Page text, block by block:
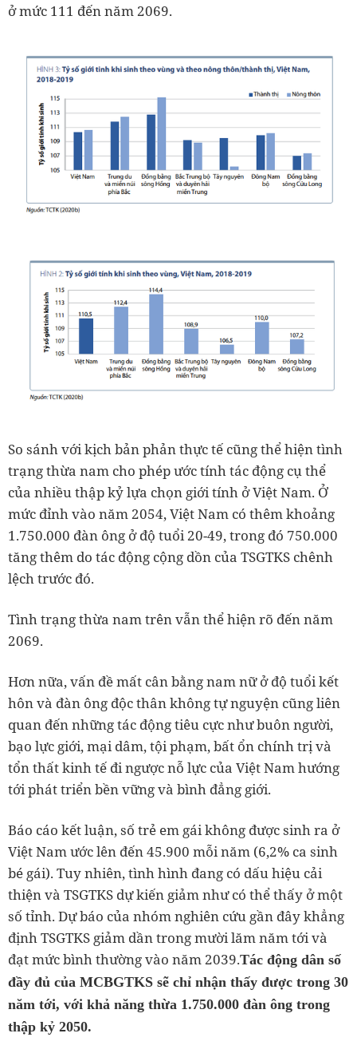
ở mức 111 đến năm 2069.
So sánh với kịch bản phản thực tế cũng thể hiện tình
trạng thừa nam cho phép ước tính tác động cụ thể
của nhiều thập kỷ lựa chọn giới tính ở Việt Nam. Ở
mức đỉnh vào năm 2054, Việt Nam có thêm khoảng
1.750.000 đàn ông ở độ tuổi 20-49, trong đó 750.000
tăng thêm do tác động cộng dồn của TSGTKS chênh
lệch trước đó.
Tình trạng thừa nam trên vẫn thể hiện rõ đến năm
2069.
Hơn nữa, vấn đề mất cân bằng nam nữ ở độ tuổi kết
hôn và đàn ông độc thân không tự nguyện cũng liên
quan đến những tác động tiêu cực như buôn người,
bạo lực giới, mại dâm, tội phạm, bất ổn chính trị và
tổn thất kinh tế đi ngược nỗ lực của Việt Nam hướng
tới phát triển bền vững và bình đẳng giới.
Báo cáo kết luận, số trẻ em gái không được sinh ra ở
Việt Nam ước lên đến 45.900 mỗi năm (6,2% ca sinh
bé gái). Tuy nhiên, tình hình đang có dấu hiệu cải
thiện và TSGTKS dự kiến giảm như có thể thấy ở một
số tỉnh. Dự báo của nhóm nghiên cứu gần đây khẳng
định TSGTKS giảm dần trong mười lăm năm tới và
đạt mức bình thường vào năm 2039.Tác động dân số
đầy đủ của MCBGTKS sẽ chỉ nhận thấy được trong 30
năm tới, với khả năng thừa 1.750.000 đàn ông trong
thập kỷ 2050.